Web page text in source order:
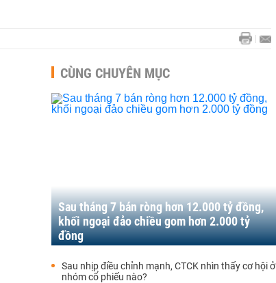
CÙNG CHUYÊN MỤC
Sau tháng 7 bán ròng hơn 12.000 tỷ đồng,
khối ngoại đảo chiều gom hơn 2.000 tỷ
đồng
Sau nhịp điều chỉnh mạnh, CTCK nhìn thấy cơ hội ở
nhóm cổ phiếu nào?